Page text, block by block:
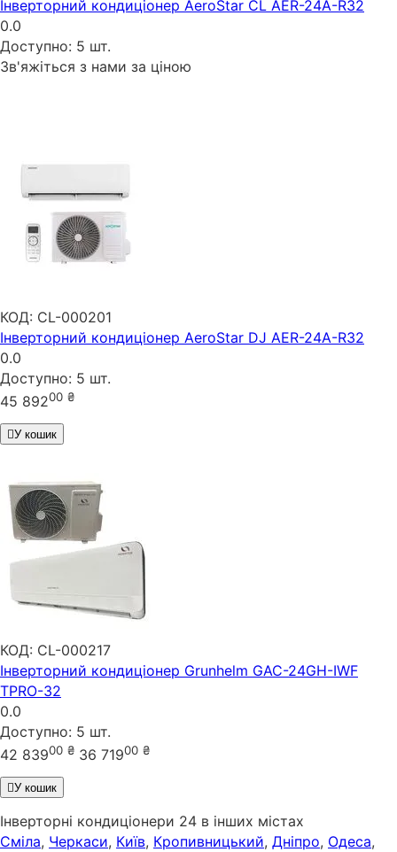
Інверторний кондиціонер AeroStar CL AER-24A-R32
0.0
Доступно: 5 шт.
Зв'яжіться з нами за ціною
КОД: CL-000201
Інверторний кондиціонер AeroStar DJ AER-24A-R32
0.0
Доступно: 5 шт.
45 89200 ₴
У кошик
КОД: CL-000217
Інверторний кондиціонер Grunhelm GAC-24GH-IWF
TPRO-32
0.0
Доступно: 5 шт.
42 83900 ₴ 36 71900 ₴
У кошик
Інверторні кондиціонери 24 в інших містах
Сміла, Черкаси, Київ, Кропивницький, Дніпро, Одеса,